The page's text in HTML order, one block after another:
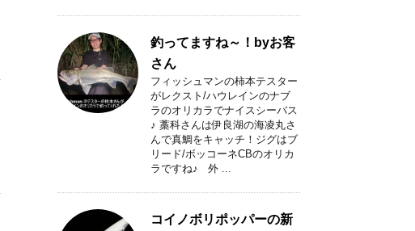
釣ってますね～！byお客
さん
フィッシュマンの柿本テスター
がレクスト/ハウレインのナブ
ラのオリカラでナイスシーバス
♪ 藁科さんは伊良湖の海凌丸さ
んで真鯛をキャッチ！ジグはブ
リード/ボッコーネCBのオリカ
ラですね♪ 外 ...
コイノボリポッパーの新